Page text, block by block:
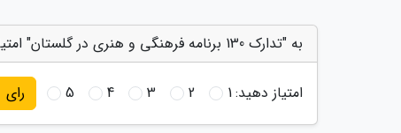
به "تدارک 130 برنامه فرهنگی و هنری در گلستان" امتیاز دهید
امتیاز دهید:1
2
3
4
5 رای